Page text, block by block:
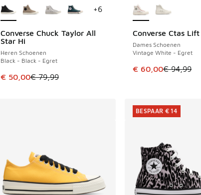
Converse Chuck Taylor All
Star Hi
Heren Schoenen
Black - Black - Egret
Dit artikel is in de uitverkoop. Dit artikel is in de
€ 50,00€ 79,99
BESPAAR € 29
+6
Converse Ctas Lift
Dames Schoenen
Vintage White - Egret
Dit artikel is in de
€ 60,00€ 94,99
BESPAAR € 34
BESPAAR € 14